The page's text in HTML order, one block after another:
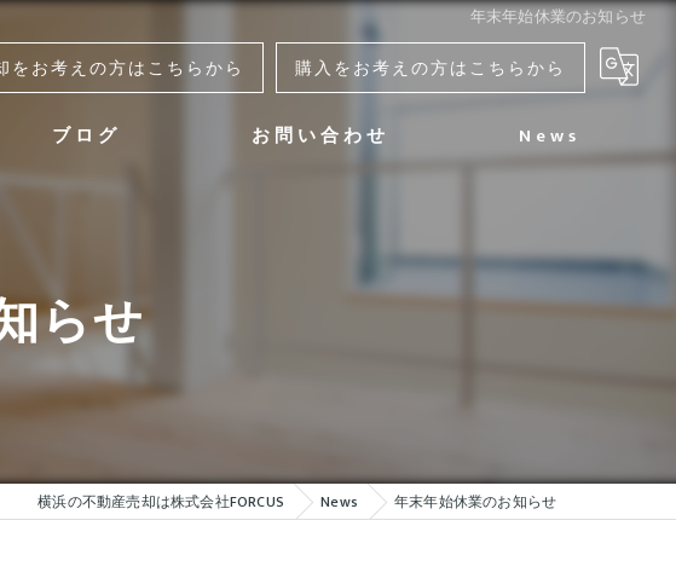
年末年始休業のお知らせ
をお考えの方はこちらから 購入をお考えの方はこちらから
ブログ お問い合わせ
不動産売却のお問い合わせ
News
らせ
横浜の不動産売却は株式会社FORCUS News 年末年始休業のお知らせ